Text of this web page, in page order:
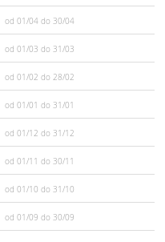
od 01/04 do 30/04
od 01/03 do 31/03
od 01/02 do 28/02
od 01/01 do 31/01
od 01/12 do 31/12
od 01/11 do 30/11
od 01/10 do 31/10
od 01/09 do 30/09